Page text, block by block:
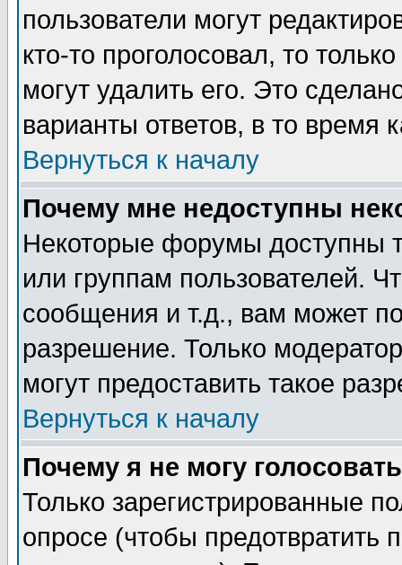
пользователи могут
кто-то проголосовал, то
могут удалить его. Это
варианты ответов, в то время
Вернуться к началу
Почему мне недоступны
Некоторые форумы доступны
или группам пользователей.
сообщения и т.д., вам может
разрешение. Только
могут предоставить такое
Вернуться к началу
Почему я не могу
Только зарегистрированные
опросе (чтобы предотвратить